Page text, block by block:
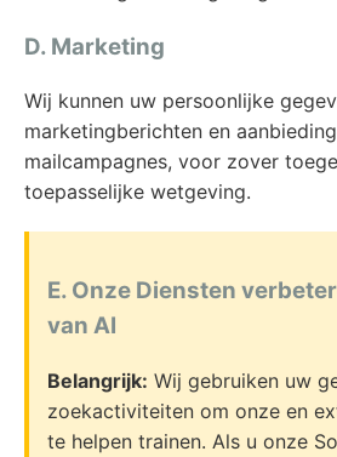
D. Marketing
Wij kunnen uw persoonlijke
marketingberichten en
mailcampagnes, voor zover
toepasselijke wetgeving.
E. Onze Diensten
van AI
Belangrijk: Wij gebruiken uw
zoekactiviteiten om onze en
te helpen trainen. Als u onze